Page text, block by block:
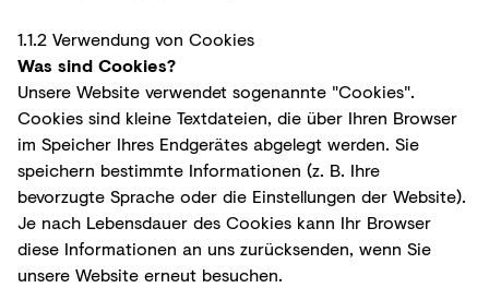
1.1.2 Verwendung von Cookies
Was sind Cookies?
Unsere Website verwendet sogenannte "Cookies".
Cookies sind kleine Textdateien, die über Ihren Browser
im Speicher Ihres Endgerätes abgelegt werden. Sie
speichern bestimmte Informationen (z. B. Ihre
bevorzugte Sprache oder die Einstellungen der Website).
Je nach Lebensdauer des Cookies kann Ihr Browser
diese Informationen an uns zurücksenden, wenn Sie
unsere Website erneut besuchen.